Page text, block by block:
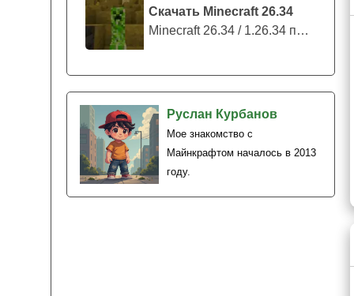
Скачать Minecraft 26.34
Minecraft 26.34 / 1.26.34 представляе...
Руслан Курбанов
Мое знакомство с
Майнкрафтом началось в 2013
году.